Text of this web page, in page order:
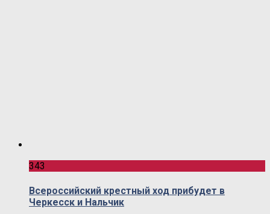
343
Всероссийский крестный ход прибудет в
Черкесск и Нальчик